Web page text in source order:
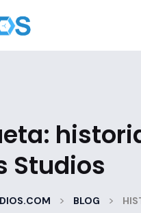
Studios
> BLOG >